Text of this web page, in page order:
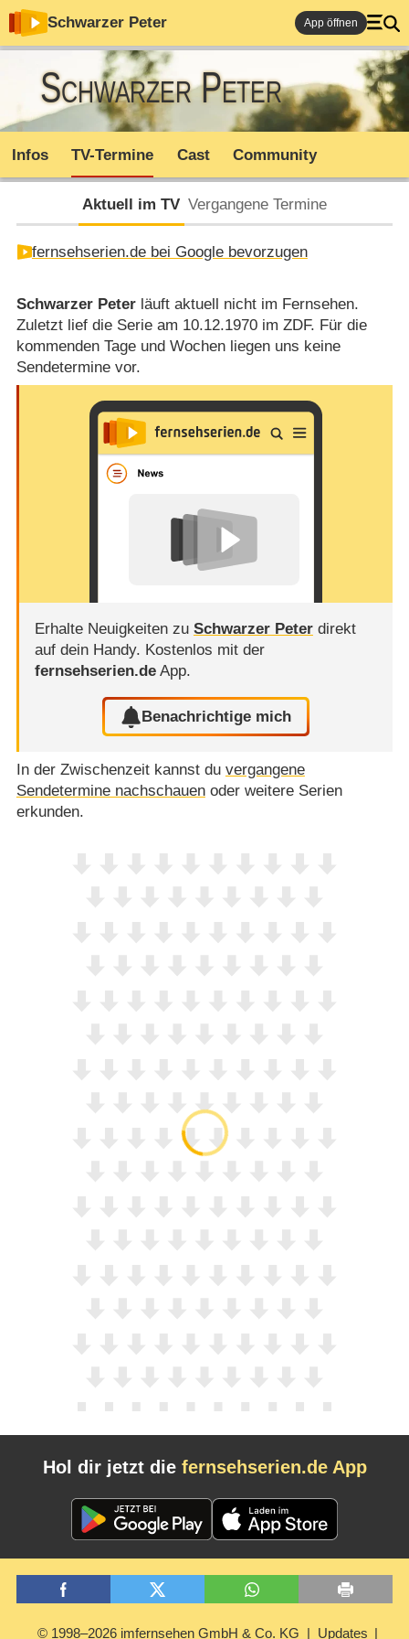
Schwarzer Peter App öffnen
Schwarzer Peter
Infos TV-Termine Cast Community
Aktuell im TV Vergangene Termine
fernsehserien.de bei Google bevorzugen
Schwarzer Peterläuft aktuell nicht im Fernsehen.
Zuletzt lief die Serie am 10.12.1970 im ZDF. Für die
kommenden Tage und Wochen liegen uns keine
Sendetermine vor.
Erhalte Neuigkeiten zu Schwarzer Peterdirekt
auf dein Handy. Kostenlos mit der
fernsehserien.deApp.
Benachrichtige mich
In der Zwischenzeit kannst du vergangene
Sendetermine nachschauenoder weitere Serien
erkunden.
Hol dir jetzt die fernsehserien.de App
© 1998–2026 imfernsehen GmbH & Co. KG Updates